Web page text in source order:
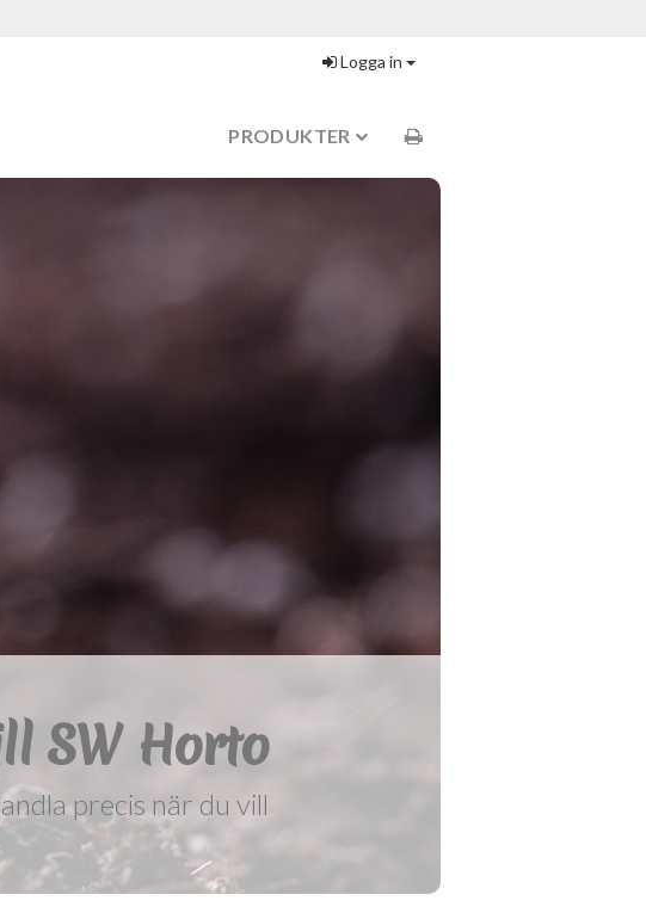
Logga in
PRODUKTER
SW Horto
till riktigt bra pris